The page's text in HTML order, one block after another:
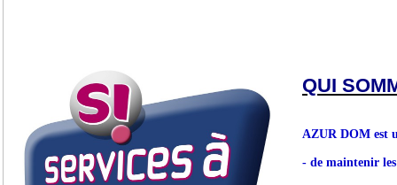
QUI
AZUR DOM est
- de maintenir les